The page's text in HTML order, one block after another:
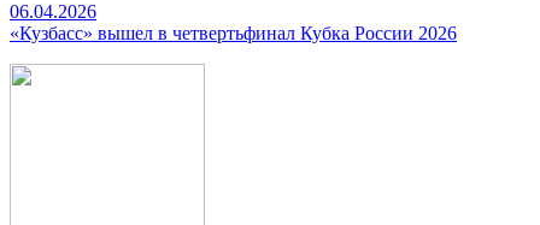
06.04.2026
«Кузбасс» вышел в четвертьфинал Кубка России 2026